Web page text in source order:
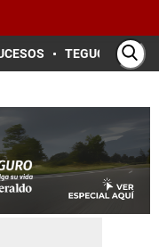
TEGUCIGALPA